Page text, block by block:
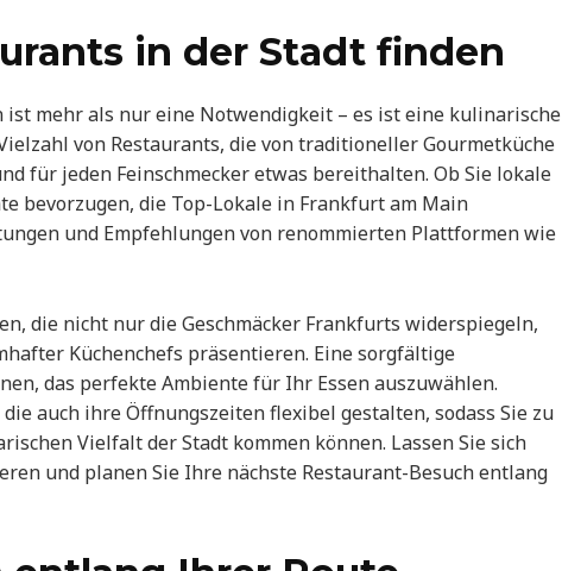
in der Stadt finden
mehr als nur eine Notwendigkeit – es ist eine kulinarische
von Restaurants, die von traditioneller Gourmetküche
für jeden Feinschmecker etwas bereithalten. Ob Sie lokale
bevorzugen, die Top-Lokale in Frankfurt am Main
und Empfehlungen von renommierten Plattformen wie
die nicht nur die Geschmäcker Frankfurts widerspiegeln,
Küchenchefs präsentieren. Eine sorgfältige
das perfekte Ambiente für Ihr Essen auszuwählen.
auch ihre Öffnungszeiten flexibel gestalten, sodass Sie zu
Vielfalt der Stadt kommen können. Lassen Sie sich
und planen Sie Ihre nächste Restaurant-Besuch entlang